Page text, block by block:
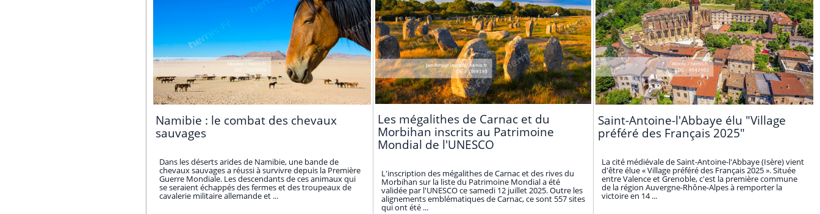
Namibie : le combat des chevaux
sauvages
Dans les déserts arides de Namibie, une bande de
chevaux sauvages a réussi à survivre depuis la Première
Guerre Mondiale. Les descendants de ces animaux qui
se seraient échappés des fermes et des troupeaux de
cavalerie militaire allemande et ...
Les mégalithes de Carnac et du
Morbihan inscrits au Patrimoine
Mondial de l'UNESCO
L'inscription des mégalithes de Carnac et des rives du
Morbihan sur la liste du Patrimoine Mondial a été
validée par l'UNESCO ce samedi 12 juillet 2025. Outre les
alignements emblématiques de Carnac, ce sont 557 sites
qui ont été ...
Saint-Antoine-l'Abbaye élu "Village
préféré des Français 2025"
La cité médiévale de Saint-Antoine-l'Abbaye (Isère) vient
d'être élue « Village préféré des Français 2025 ». Située
entre Valence et Grenoble, c'est la première commune
de la région Auvergne-Rhône-Alpes à remporter la
victoire en 14 ...